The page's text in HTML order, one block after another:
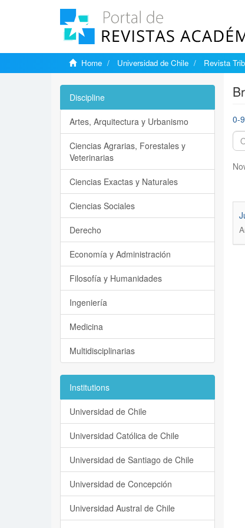
Home Universidad de Chile Revista
0-9
Discipline
Artes, Arquitectura y Urbanismo
Ciencias Agrarias, Forestales y
Veterinarias
Ciencias Exactas y Naturales
Ciencias Sociales
Derecho
Economía y Administración
Filosofía y Humanidades
Ingeniería
Medicina
Multidisciplinarias
Institutions
Universidad de Chile
Universidad Católica de Chile
Universidad de Santiago de Chile
Universidad de Concepción
Universidad Austral de Chile